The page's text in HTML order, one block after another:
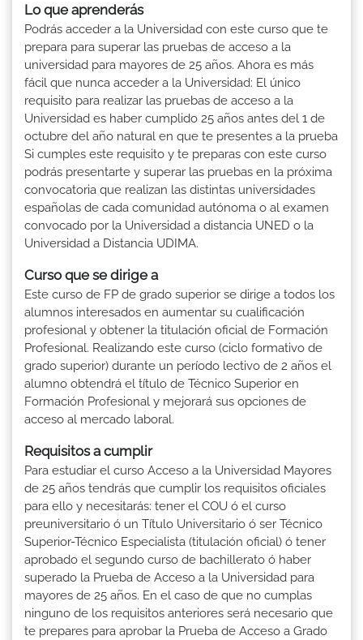
Lo que aprenderás
Podrás acceder a la Universidad con este curso que te
prepara para superar las pruebas de acceso a la
universidad para mayores de 25 años. Ahora es más
fácil que nunca acceder a la Universidad: El único
requisito para realizar las pruebas de acceso a la
Universidad es haber cumplido 25 años antes del 1 de
octubre del año natural en que te presentes a la prueba
Si cumples este requisito y te preparas con este curso
podrás presentarte y superar las pruebas en la próxima
convocatoria que realizan las distintas universidades
españolas de cada comunidad autónoma o al examen
convocado por la Universidad a distancia UNED o la
Universidad a Distancia UDIMA.
Curso que se dirige a
Este curso de FP de grado superior se dirige a todos los
alumnos interesados en aumentar su cualificación
profesional y obtener la titulación oficial de Formación
Profesional. Realizando este curso (ciclo formativo de
grado superior) durante un período lectivo de 2 años el
alumno obtendrá el título de Técnico Superior en
Formación Profesional y mejorará sus opciones de
acceso al mercado laboral.
Requisitos a cumplir
Para estudiar el curso Acceso a la Universidad Mayores
de 25 años tendrás que cumplir los requisitos oficiales
para ello y necesitarás: tener el COU ó el curso
preuniversitario ó un Título Universitario ó ser Técnico
Superior-Técnico Especialista (titulación oficial) ó tener
aprobado el segundo curso de bachillerato ó haber
superado la Prueba de Acceso a la Universidad para
mayores de 25 años. En el caso de que no cumplas
ninguno de los requisitos anteriores será necesario que
te prepares para aprobar la Prueba de Acceso a Grado